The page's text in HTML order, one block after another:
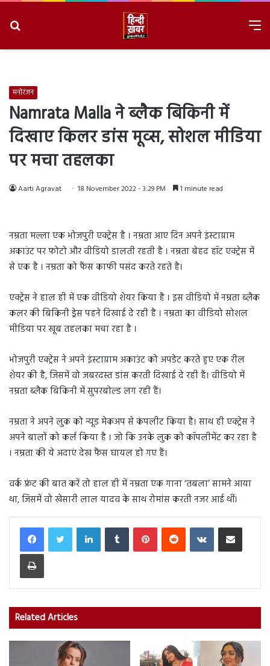
मनोरंजन
Namrata Malla ने ब्लैक बिकिनी में
दिखाए किलर डांस मूव्स, सोशल मीडिया
पर मचा तहलका
Aarti Agravat 18 November 2022 - 3:29 PM 1 minute read
नम्रता मल्ला एक भोजपुरी एक्ट्रेस है । नम्रता आए दिन अपने इंस्टाग्राम
अकाउंट पर फोटो और वीडियो डालती रहती है । नम्रता बेहद हॉट एक्ट्रेस में
से एक है । नम्रता को फैंस काफी पसंद करते रहते है।
एक्ट्रेस ने हाल ही में एक वीडियो शेयर किया है । इस वीडियो में नम्रता ब्लैक
कलर की बिकिनी ड्रेस पहने दिखाई दे रही है । नम्रता का वीडियो सोशल
मीडिया पर खूब तहलका मचा रहा है ।
भोजपुरी एक्ट्रेस ने अपने इंस्टाग्राम अकाउंट को अपडेट करते हुए एक रील
शेयर की है, जिसमें वो जबरदस्त डांस करती दिखाई दे रही हैं। वीडियो में
नम्रता ब्लैक बिकिनी में सुपरबोल्ड लग रही हैं।
नम्रता ने अपने लुक को न्यूड मेकअप से कंपलीट किया है। साथ ही एक्ट्रेस ने
अपने बालों को कर्ल किया है । जो कि उनके लुक को कॉपलीमेंट कर रहा है
। नम्रता की ये अदाएं देख फैंस घायल हो गए हैं।
वर्क फ्रंट की बात करें तो हाल ही में नम्रता एक गाना ‘तबला’ सामने आया
था, जिसमें वो खेसारी लाल यादव के साथ रोमांस करती नजर आई थीं।
LinkedInTumblr PinterestReddit VKontakteShare via Email
Print
Related Articles